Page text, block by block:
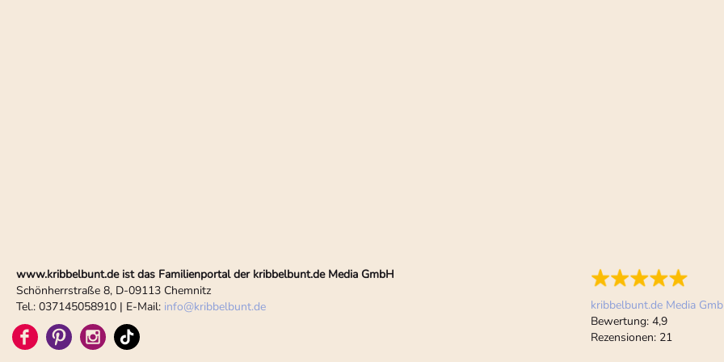
www.kribbelbunt.de ist das Familienportal der kribbelbunt.de Media GmbH
Schönherrstraße 8, D-09113 Chemnitz
Tel.: 037145058910 | E-Mail: info@kribbelbunt.de
kribbelbunt.de Media
Bewertung: 4,9
Rezensionen: 21